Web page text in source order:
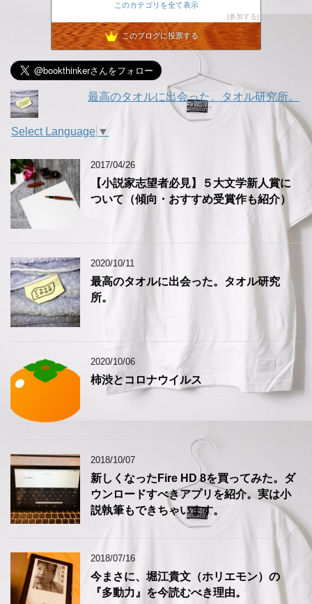
GIOの好きに生きてます。
21位 ヴァンパイア・エスコート・ミー・トゥー・ザ・リトル・スター
22位 僕は伝説の勇者の御一行
独居老人のコラム・音川伊奈利・下根田半次郎
このカテゴリを全て表示
参加する
このブログに投票する
最高のタオルに出会った。タオル研究所。
Select Language ▼
2017/04/26
【小説家志望者必見】５大文学新人賞に
ついて（傾向・おすすめ受賞作も紹介）
2020/10/11
最高のタオルに出会った。タオル研究
所。
2020/10/06
柿渋とコロナウイルス
2018/10/07
新しくなったFire HD 8を買ってみた。ダ
ウンロードすべきアプリを紹介。実は小
説執筆もできちゃいます。
2018/07/16
今まさに、堀江貴文（ホリエモン）の
『多動力』を今読むべき理由。